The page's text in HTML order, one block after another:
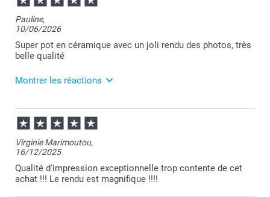
Merci pour votre commande et pour votre retour
positif Pauline.
Je vous souhaite une agréable journée.
Cordialement,
Florence@smartphoto
Pauline,
10/06/2026
Super pot en céramique avec un joli rendu des photos, très
belle qualité
Montrer les réactions
18/06/2026
08:30
Merci Pauline pour votre commande et je suis
heureuse que votre pot de fleurs vous plaise.
Passez une agréable journée.
Cordialement,
Florence@smartphoto
Virginie Marimoutou,
16/12/2025
Qualité d'impression exceptionnelle trop contente de cet
achat !!! Le rendu est magnifique !!!!